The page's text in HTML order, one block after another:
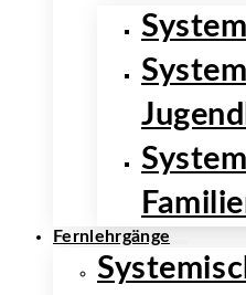
Fernlehrgänge